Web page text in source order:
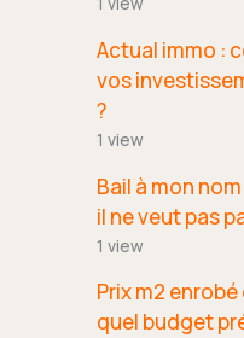
Actual immo :
vos
?
1 view
Bail à mon
il ne veut pas
1 view
Prix m2
quel budget